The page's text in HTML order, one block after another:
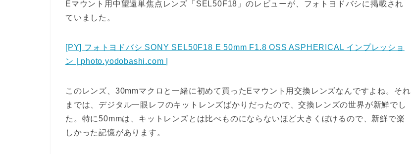
Eマウント用中望遠単焦点レンズ「SEL50F18」のレビューが、フォトヨドバシに掲載され
ていました。
[PY] フォトヨドバシ SONY SEL50F18 E 50mm F1.8 OSS ASPHERICAL インプレッショ
ン | photo.yodobashi.com |
このレンズ、30mmマクロと一緒に初めて買ったEマウント用交換レンズなんですよね。それ
までは、デジタル一眼レフのキットレンズばかりだったので、交換レンズの世界が新鮮でし
た。特に50mmは、キットレンズとは比べものにならないほど大きくぼけるので、新鮮で楽
しかった記憶があります。